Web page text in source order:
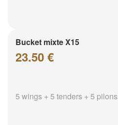
Bucket mixte X15
23.50 €
5 wings + 5 tenders + 5 pilons